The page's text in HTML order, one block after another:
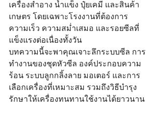
เครื่องสำอาง น้ำแข็ง ปุ๋ยเคมี และสินค้า
เกษตร โดยเฉพาะโรงงานที่ต้องการ
ความเร็ว ความสม่ำเสมอ และรอยซีลที่
แข็งแรงต่อเนื่องทั้งวัน
บทความนี้จะพาคุณเจาะลึกระบบซีล การ
ทำงานของชุดหัวซีล องค์ประกอบความ
ร้อน ระบบลูกกลิ้งลาย มอเตอร์ และการ
เลือกเครื่องที่เหมาะสม รวมถึงวิธีบำรุง
รักษาให้เครื่องทนทานใช้งานได้ยาวนาน